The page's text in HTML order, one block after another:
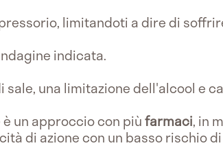
limitandoti a dire di
indicata.
una limitazione dell'alcool e
un approccio con piùfarmaci, in
di azione con un basso rischio